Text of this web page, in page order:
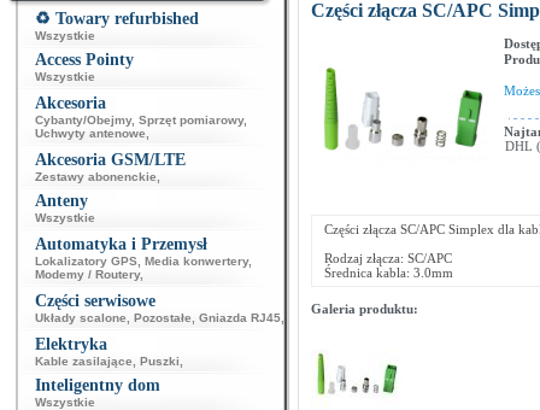
♻️ Towary refurbished
Wszystkie
Access Pointy
Wszystkie
Akcesoria
Cybanty/Obejmy, Sprzęt pomiarowy,
Uchwyty antenowe
Akcesoria GSM/LTE
Zestawy abonenckie
Anteny
Wszystkie
Automatyka i Przemysł
Lokalizatory GPS Media konwertery,
Modemy / Routery,
Części serwisowe
Układy scalone Pozostałe Gniazda RJ45
Elektryka
Kable zasilające Puszki
Inteligentny dom
Wszystkie
Części złącza SC/APC
DHL
Części złącza SC/APC Simplex dla
Rodzaj złącza: SC/APC
Średnica kabla: 3.0mm
Galeria produktu: